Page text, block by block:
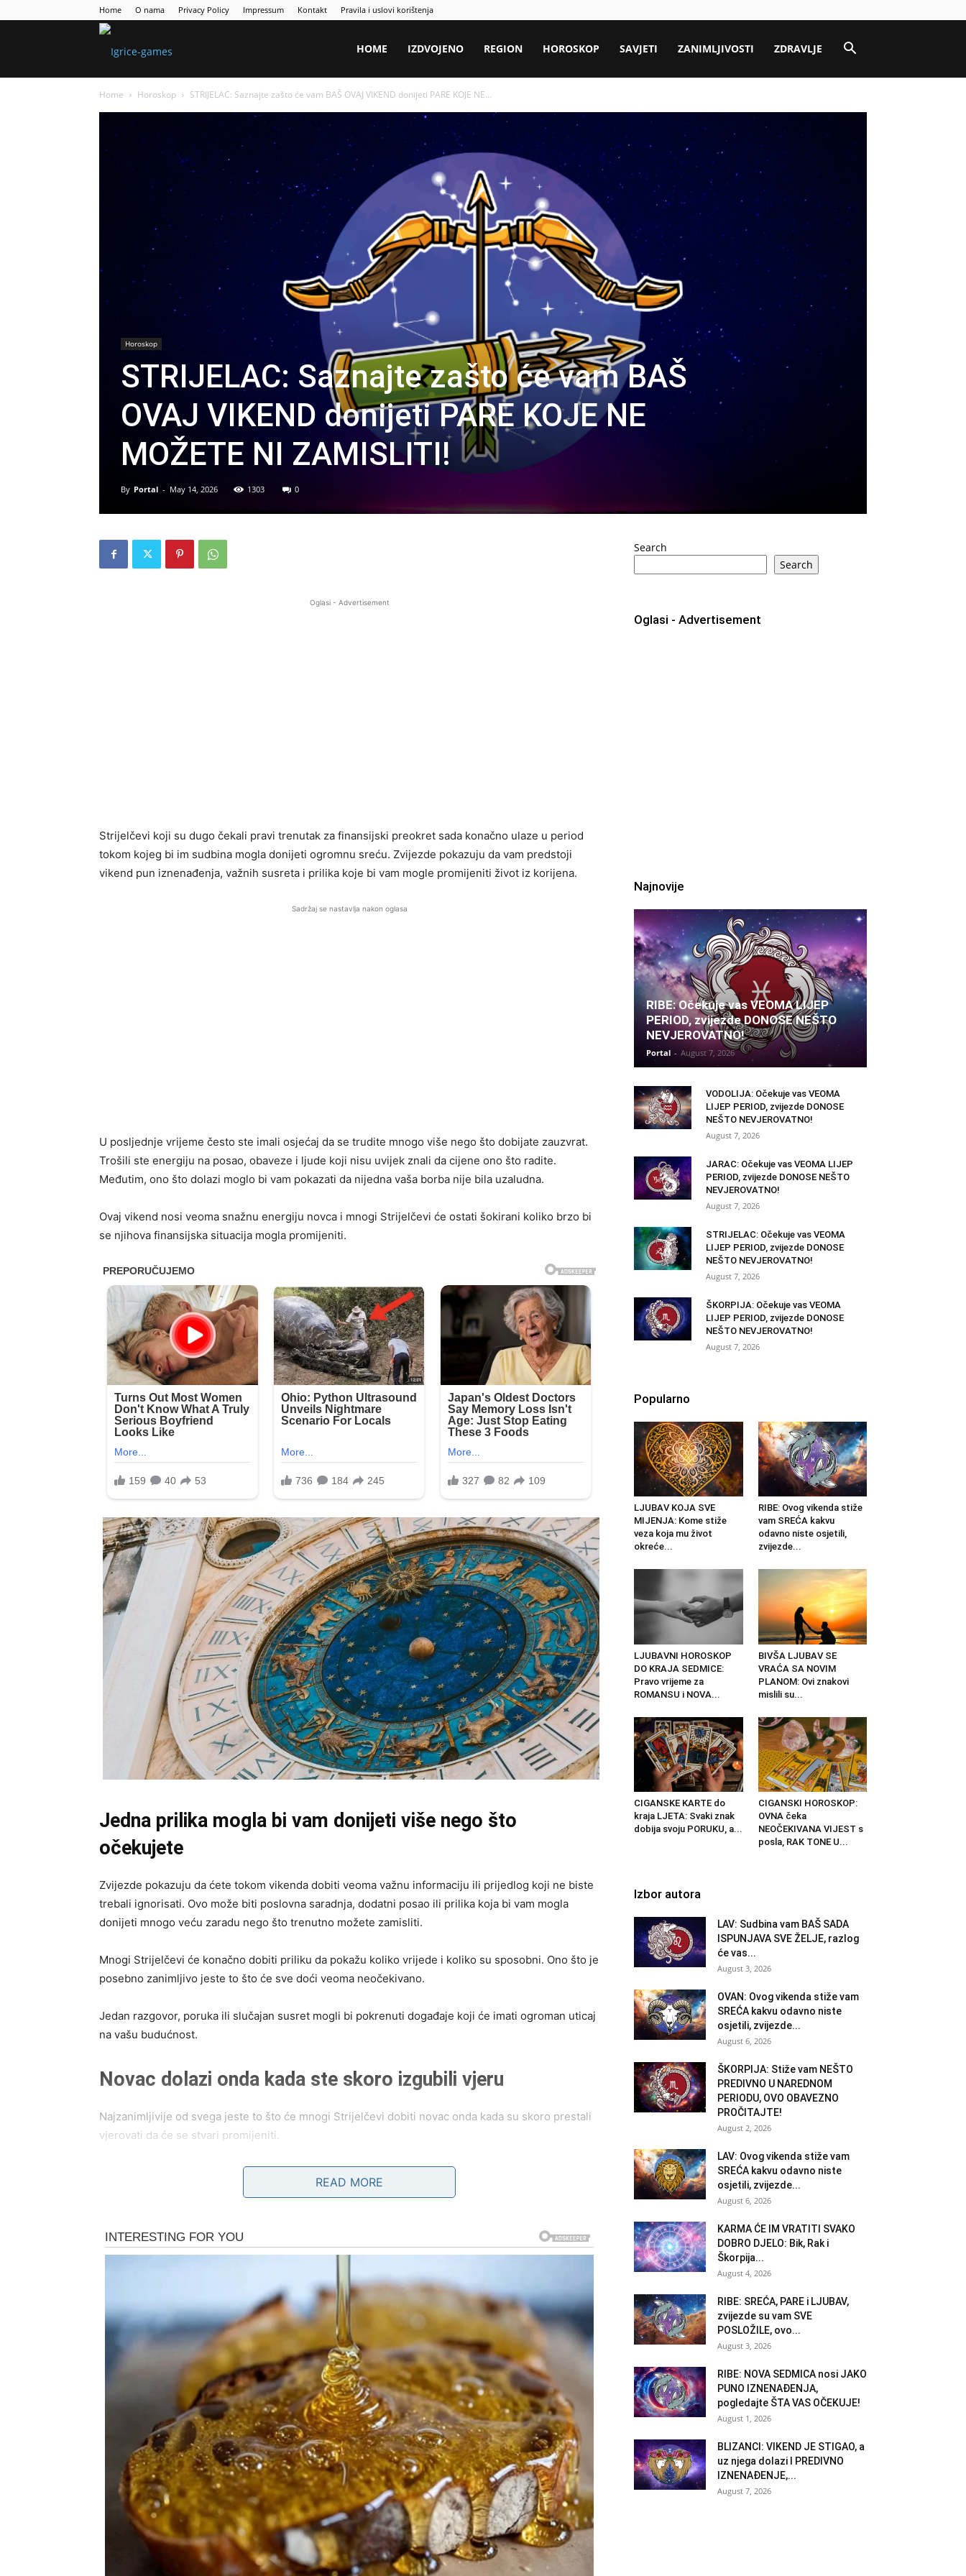
Home O nama Privacy Policy Impressum Kontakt Pravila i uslovi korištenja
HOME IZDVOJENO REGION HOROSKOP SAVJETI ZANIMLJIVOSTI ZDRAVLJE
Home Horoskop STRIJELAC: Saznajte zašto će vam BAŠ OVAJ VIKEND donijeti PARE KOJE NE...
Horoskop
STRIJELAC: Saznajte zašto će vam BAŠ
OVAJ VIKEND donijeti PARE KOJE NE
MOŽETE NI ZAMISLITI!
By Portal - May 14, 2026 1303 0
Oglasi - Advertisement
Strijelčevi koji su dugo čekali pravi trenutak za finansijski preokret sada konačno ulaze u period
tokom kojeg bi im sudbina mogla donijeti ogromnu sreću. Zvijezde pokazuju da vam predstoji
vikend pun iznenađenja, važnih susreta i prilika koje bi vam mogle promijeniti život iz korijena.
Sadržaj se nastavlja nakon oglasa
U posljednje vrijeme često ste imali osjećaj da se trudite mnogo više nego što dobijate zauzvrat.
Trošili ste energiju na posao, obaveze i ljude koji nisu uvijek znali da cijene ono što radite.
Međutim, ono što dolazi moglo bi vam pokazati da nijedna vaša borba nije bila uzaludna.
Ovaj vikend nosi veoma snažnu energiju novca i mnogi Strijelčevi će ostati šokirani koliko brzo bi
se njihova finansijska situacija mogla promijeniti.
Jedna prilika mogla bi vam donijeti više nego što
očekujete
Zvijezde pokazuju da ćete tokom vikenda dobiti veoma važnu informaciju ili prijedlog koji ne biste
trebali ignorisati. Ovo može biti poslovna saradnja, dodatni posao ili prilika koja bi vam mogla
donijeti mnogo veću zaradu nego što trenutno možete zamisliti.
Mnogi Strijelčevi će konačno dobiti priliku da pokažu koliko vrijede i koliko su sposobni. Ono što je
posebno zanimljivo jeste to što će sve doći veoma neočekivano.
Jedan razgovor, poruka ili slučajan susret mogli bi pokrenuti događaje koji će imati ogroman uticaj
na vašu budućnost.
Novac dolazi onda kada ste skoro izgubili vjeru
Najzanimljivije od svega jeste to što će mnogi Strijelčevi dobiti novac onda kada su skoro prestali
vjerovati da će se stvari promijeniti.
Neki će riješiti problem koji ih dugo finansijski opterećuje, drugi će dobiti pomoć osobe od koje to
najmanje očekuju, dok će treći konačno pronaći način da zarade mnogo više nego ranije.
Zvijezde vam poručuju da tokom vikenda ne odbijate prilike samo zato što vam djeluju previše
dobro da bi bile stvarne.
READ MORE
Search
Search
Oglasi - Advertisement
Najnovije
RIBE: Očekuje vas VEOMA LIJEP
PERIOD, zvijezde DONOSE NEŠTO
NEVJEROVATNO!
Portal - August 7, 2026
VODOLIJA: Očekuje vas VEOMA
LIJEP PERIOD, zvijezde DONOSE
NEŠTO NEVJEROVATNO!
August 7, 2026
JARAC: Očekuje vas VEOMA LIJEP
PERIOD, zvijezde DONOSE NEŠTO
NEVJEROVATNO!
August 7, 2026
STRIJELAC: Očekuje vas VEOMA
LIJEP PERIOD, zvijezde DONOSE
NEŠTO NEVJEROVATNO!
August 7, 2026
ŠKORPIJA: Očekuje vas VEOMA
LIJEP PERIOD, zvijezde DONOSE
NEŠTO NEVJEROVATNO!
August 7, 2026
Popularno
LJUBAV KOJA SVE
MIJENJA: Kome stiže
veza koja mu život
okreće...
RIBE: Ovog vikenda stiže
vam SREĆA kakvu
odavno niste osjetili,
zvijezde...
LJUBAVNI HOROSKOP
DO KRAJA SEDMICE:
Pravo vrijeme za
ROMANSU i NOVA...
BIVŠA LJUBAV SE
VRAĆA SA NOVIM
PLANOM: Ovi znakovi
mislili su...
CIGANSKE KARTE do
kraja LJETA: Svaki znak
dobija svoju PORUKU, a...
CIGANSKI HOROSKOP:
OVNA čeka
NEOČEKIVANA VIJEST s
posla, RAK TONE U...
Izbor autora
LAV: Sudbina vam BAŠ SADA
ISPUNJAVA SVE ŽELJE, razlog
će vas...
August 3, 2026
OVAN: Ovog vikenda stiže vam
SREĆA kakvu odavno niste
osjetili, zvijezde...
August 6, 2026
ŠKORPIJA: Stiže vam NEŠTO
PREDIVNO U NAREDNOM
PERIODU, OVO OBAVEZNO
PROČITAJTE!
August 2, 2026
LAV: Ovog vikenda stiže vam
SREĆA kakvu odavno niste
osjetili, zvijezde...
August 6, 2026
KARMA ĆE IM VRATITI SVAKO
DOBRO DJELO: Bik, Rak i
Škorpija...
August 4, 2026
RIBE: SREĆA, PARE i LJUBAV,
zvijezde su vam SVE
POSLOŽILE, ovo...
August 3, 2026
RIBE: NOVA SEDMICA nosi JAKO
PUNO IZNENAĐENJA,
pogledajte ŠTA VAS OČEKUJE!
August 1, 2026
BLIZANCI: VIKEND JE STIGAO, a
uz njega dolazi I PREDIVNO
IZNENAĐENJE,...
August 7, 2026